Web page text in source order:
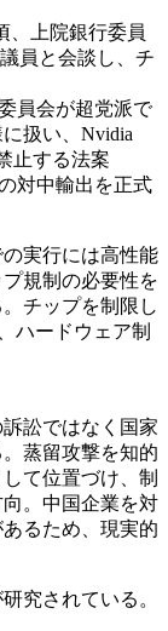
、上院銀行委員
員と会談し、チ
員会が超党派で
扱い、Nvidia
止する法案
対中輸出を正式
実行には高性能
規制の必要性を
チップを制限し
ハードウェア制
訟ではなく国家
蒸留攻撃を知的
て位置づけ、制
。中国企業を対
るため、現実的
究されている。